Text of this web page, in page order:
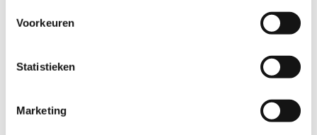
Voorkeuren
Statistieken
Marketing